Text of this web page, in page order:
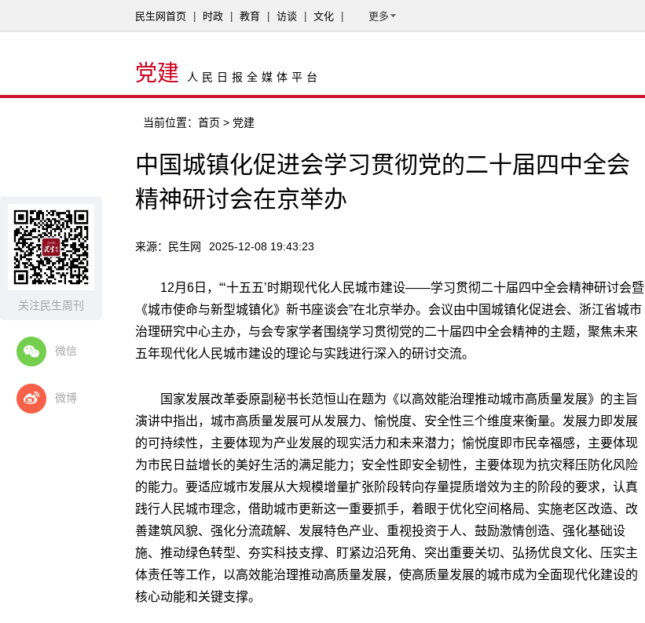
关注民生周刊
微信
微博
民生网首页 时政 教育 访谈 文化 更多
党建 人民日报全媒体平台
当前位置： 首页 > 党建
中国城镇化促进会学习贯彻党的二十届四中全会
精神研讨会在京举办
来源：民生网 2025-12-08 19:43:23
12月6日，“‘十五五’时期现代化人民城市建设——学习贯彻二十届四中全会精神研讨会暨
《城市使命与新型城镇化》新书座谈会”在北京举办。会议由中国城镇化促进会、浙江省城市
治理研究中心主办，与会专家学者围绕学习贯彻党的二十届四中全会精神的主题，聚焦未来
五年现代化人民城市建设的理论与实践进行深入的研讨交流。
国家发展改革委原副秘书长范恒山在题为《以高效能治理推动城市高质量发展》的主旨
演讲中指出，城市高质量发展可从发展力、愉悦度、安全性三个维度来衡量。发展力即发展
的可持续性，主要体现为产业发展的现实活力和未来潜力；愉悦度即市民幸福感，主要体现
为市民日益增长的美好生活的满足能力；安全性即安全韧性，主要体现为抗灾释压防化风险
的能力。要适应城市发展从大规模增量扩张阶段转向存量提质增效为主的阶段的要求，认真
践行人民城市理念，借助城市更新这一重要抓手，着眼于优化空间格局、实施老区改造、改
善建筑风貌、强化分流疏解、发展特色产业、重视投资于人、鼓励激情创造、强化基础设
施、推动绿色转型、夯实科技支撑、盯紧边沿死角、突出重要关切、弘扬优良文化、压实主
体责任等工作，以高效能治理推动高质量发展，使高质量发展的城市成为全面现代化建设的
核心动能和关键支撑。